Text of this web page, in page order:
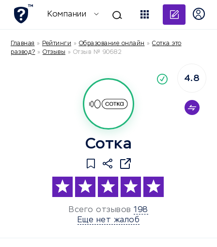
Компании
Главная » Рейтинги » Образование онлайн » Сотка это
развод? » Отзывы » Отзыв № 90682
Сотка
Всего отзывов 198
Еще нет жалоб
4.8